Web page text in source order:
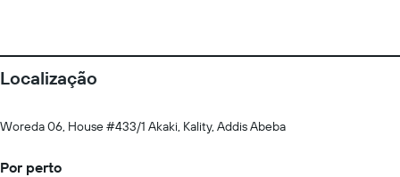
Localização
Woreda 06, House #433/1 Akaki, Kality, Addis Abeba
Por perto